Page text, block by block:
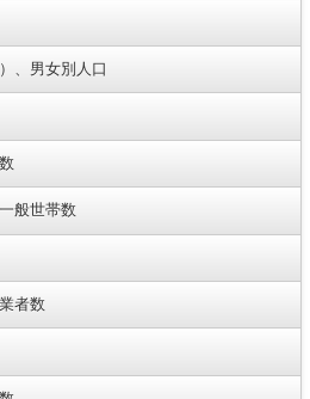
、男女別人口
般世帯数
者数